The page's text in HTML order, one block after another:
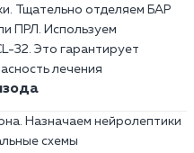
Тщательно отделяем БАР
ПРЛ. Используем
32. Это гарантирует
лечения
Назначаем нейролептики
схемы